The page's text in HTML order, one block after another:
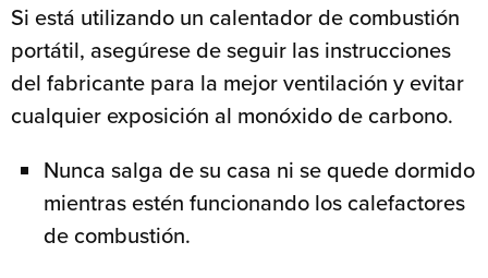
Si está utilizando un calentador de combustión
portátil, asegúrese de seguir las instrucciones
del fabricante para la mejor ventilación y evitar
cualquier exposición al monóxido de carbono.
Nunca salga de su casa ni se quede dormido
mientras estén funcionando los calefactores
de combustión.